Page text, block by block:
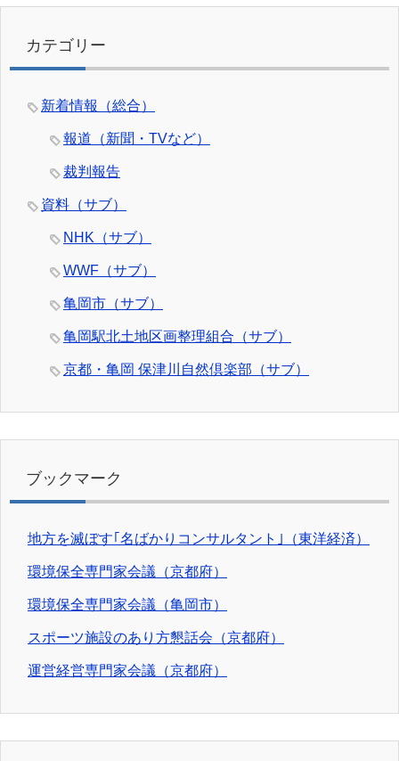
カテゴリー
新着情報（総合）
報道（新聞・TVなど）
裁判報告
資料（サブ）
NHK（サブ）
WWF（サブ）
亀岡市（サブ）
亀岡駅北土地区画整理組合（サブ）
京都・亀岡 保津川自然倶楽部（サブ）
ブックマーク
地方を滅ぼす｢名ばかりコンサルタント｣（東洋経済）
環境保全専門家会議（京都府）
環境保全専門家会議（亀岡市）
スポーツ施設のあり方懇話会（京都府）
運営経営専門家会議（京都府）